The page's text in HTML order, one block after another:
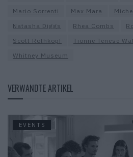
Mario Sorrenti Max Mara
Natasha Diggs
Rhea Combs
Scott Rothkopf
Tionne Tenese
Whitney Museum
VERWANDTE ARTIKEL
EVENTS